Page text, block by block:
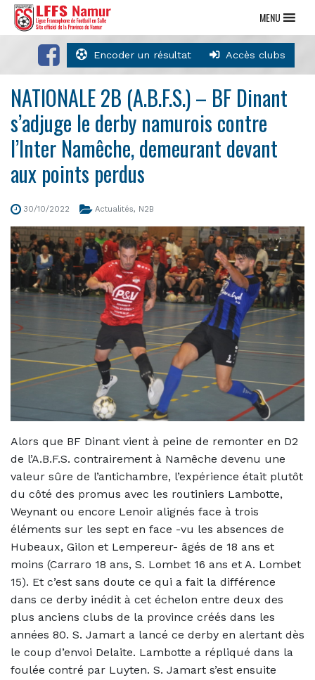
Encoder un résultat Accès clubs
MENU
NATIONALE 2B (A.B.F.S.) – BF Dinant
s’adjuge le derby namurois contre
l’Inter Namêche, demeurant devant
aux points perdus
30/10/2022 Actualités, N2B
Alors que BF Dinant vient à peine de remonter en D2
de l’A.B.F.S. contrairement à Namêche devenu une
valeur sûre de l’antichambre, l’expérience était plutôt
du côté des promus avec les routiniers Lambotte,
Weynant ou encore Lenoir alignés face à trois
éléments sur les sept en face -vu les absences de
Hubeaux, Gilon et Lempereur- âgés de 18 ans et
moins (Carraro 18 ans, S. Lombet 16 ans et A. Lombet
15). Et c’est sans doute ce qui a fait la différence
dans ce derby inédit à cet échelon entre deux des
plus anciens clubs de la province créés dans les
années 80. S. Jamart a lancé ce derby en alertant dès
le coup d’envoi Delaite. Lambotte a répliqué dans la
foulée contré par Luyten. S. Jamart s’est ensuite